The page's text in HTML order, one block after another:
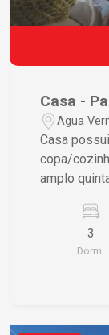
Casa -
Agua
Casa
copa/
amplo
dormitório,
3
Dorm.